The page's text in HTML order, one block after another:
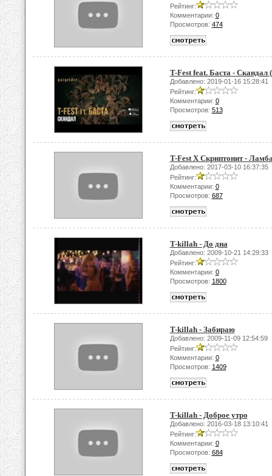
Рейтинг:
Комментарии: 0
Просмотров: 474
T-Fest feat. Баста - Скандал
Добавлено: 2019-01-16 15:28:41
Рейтинг:
Комментарии: 0
Просмотров: 513
T-Fest Х Скриптонит -
Добавлено: 2017-03-10 16:37:35
Рейтинг:
Комментарии: 0
Просмотров: 687
T-killah - До дна
Добавлено: 2009-10-21 14:29:33
Рейтинг:
Комментарии: 0
Просмотров: 1800
T-killah - Забираю
Добавлено: 2009-11-09 12:54:59
Рейтинг:
Комментарии: 0
Просмотров: 1409
T-killah - Доброе утро
Добавлено: 2016-03-18 13:10:41
Рейтинг:
Комментарии: 0
Просмотров: 684